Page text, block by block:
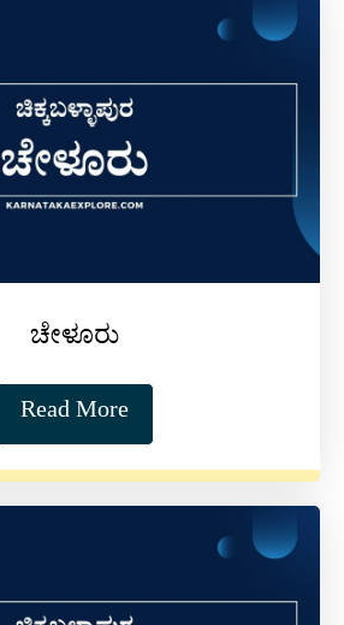
ಚೇಳೂರು
Read More